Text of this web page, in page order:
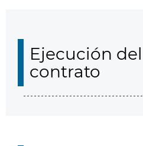
Ejecución del
contrato